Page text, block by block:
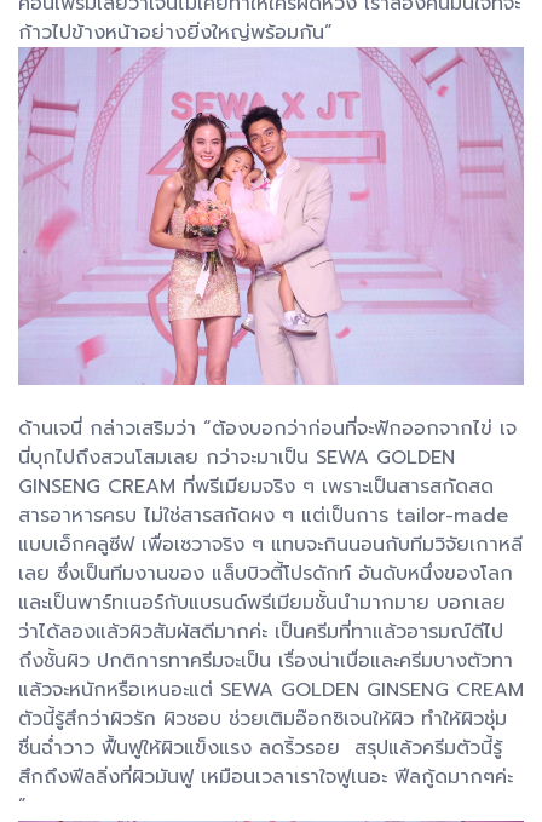
ก้าวไปข้างหน้าอย่างยิ่งใหญ่พร้อมกัน”
ด้านเจนี่ กล่าวเสริมว่า “ต้องบอกว่าก่อนที่จะฟักออกจากไข่ เจ
นี่บุกไปถึงสวนโสมเลย กว่าจะมาเป็น SEWA GOLDEN
GINSENG CREAM ที่พรีเมียมจริง ๆ เพราะเป็นสารสกัดสด
สารอาหารครบ ไม่ใช่สารสกัดผง ๆ แต่เป็นการ tailor-made
แบบเอ็กคลูซีฟ เพื่อเซวาจริง ๆ แทบจะกินนอนกับทีมวิจัยเกาหลี
เลย ซึ่งเป็นทีมงานของ แล็บบิวตี้โปรดักท์ อันดับหนึ่งของโลก
และเป็นพาร์ทเนอร์กับแบรนด์พรีเมียมชั้นนำมากมาย บอกเลย
ว่าได้ลองแล้วผิวสัมผัสดีมากค่ะ เป็นครีมที่ทาแล้วอารมณ์ดีไป
ถึงชั้นผิว ปกติการทาครีมจะเป็น เรื่องน่าเบื่อและครีมบางตัวทา
แล้วจะหนักหรือเหนอะแต่ SEWA GOLDEN GINSENG CREAM
ตัวนี้รู้สึกว่าผิวรัก ผิวชอบ ช่วยเติมอ๊อกซิเจนให้ผิว ทำให้ผิวชุ่ม
ชื่นฉ่ำวาว ฟื้นฟูให้ผิวแข็งแรง ลดริ้วรอย สรุปแล้วครีมตัวนี้รู้
สึกถึงฟีลลิ่งที่ผิวมันฟู เหมือนเวลาเราใจฟูเนอะ ฟีลกู้ดมากๆค่ะ
”